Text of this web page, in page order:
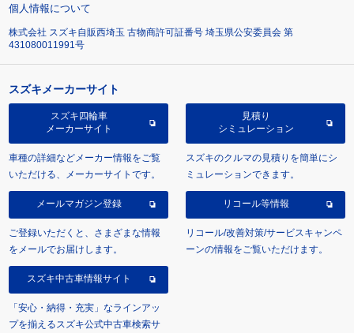
個人情報について
株式会社 スズキ自販西埼玉 古物商許可証番号 埼玉県公安委員会 第
431080011991号
スズキメーカーサイト
スズキ四輪車
メーカーサイト
車種の詳細などメーカー情報をご覧
いただける、メーカーサイトです。
見積り
シミュレーション
スズキのクルマの見積りを簡単にシ
ミュレーションできます。
メールマガジン登録
ご登録いただくと、さまざまな情報
をメールでお届けします。
リコール等情報
リコール/改善対策/サービスキャンペ
ーンの情報をご覧いただけます。
スズキ中古車情報サイト
「安心・納得・充実」なラインアッ
プを揃えるスズキ公式中古車検索サ